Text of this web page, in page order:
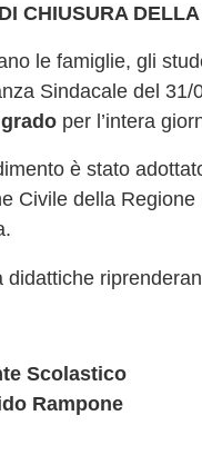
DI CHIUSURA
Sindacale del
per l’intera
è stato
Civile della
didattiche
Scolastico
Rampone